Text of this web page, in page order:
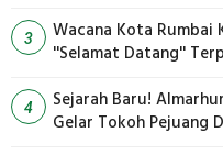
3
Wacana Kota Rumbai
''Selamat Datang''
4
Sejarah Baru!
Gelar Tokoh Pejuang